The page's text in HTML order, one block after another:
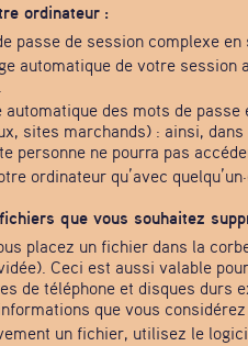
ordinateur :
passe de session complexe en
automatique de votre session
des mots de
sites marchands) : ainsi,
personne ne pourra pas
ordinateur qu’avec
que vous souhaitez
placez un fichier dans la
Ceci est aussi valable
de téléphone et disques durs
que vous considérez
un fichier, utilisez le